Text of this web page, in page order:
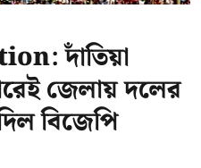
দাঁতিয়া
জেলায় দলের
বিজেপি